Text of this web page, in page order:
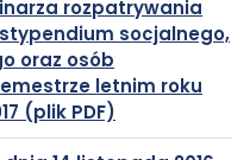
nowej
karcie
rozpatrywania
socjalnego,
oraz osób
letnim roku
(plik PDF)
PDF
się